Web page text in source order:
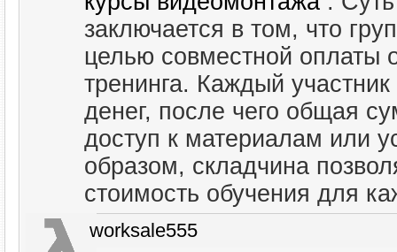
заключается в том, что
целью совместной оплаты
тренинга. Каждый
денег, после чего общая
доступ к материалам или
образом, складчина
стоимость обучения для
worksale555